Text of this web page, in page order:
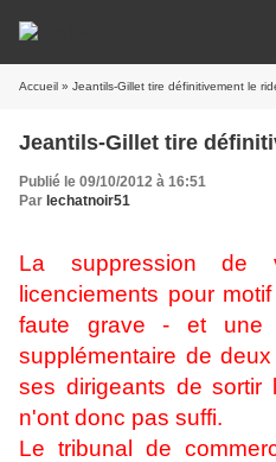
Accueil » Jeantils-Gillet tire définitivement le
Jeantils-Gillet tire
Publié le 09/10/2012 à 16:51
Par lechatnoir51
La suppression
licenciements pour
faute grave - et une
supplémentaire de
ses dirigeants de sortir
n'ont donc pas suffi.
Le tribunal de